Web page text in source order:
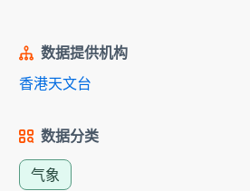
数据提供机构
香港天文台
数据分类
气象